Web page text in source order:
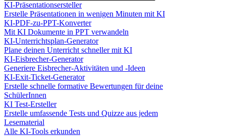
KI-Präsentationsersteller
Erstelle Präsentationen in wenigen Minuten mit KI
KI-PDF-zu-PPT-Konverter
Mit KI Dokumente in PPT verwandeln
KI-Unterrichtsplan-Generator
Plane deinen Unterricht schneller mit KI
KI-Eisbrecher-Generator
Generiere Eisbrecher-Aktivitäten und -Ideen
KI-Exit-Ticket-Generator
Erstelle schnelle formative Bewertungen für deine
SchülerInnen
KI Test-Ersteller
Erstelle umfassende Tests und Quizze aus jedem
Lesematerial
Alle KI-Tools erkunden